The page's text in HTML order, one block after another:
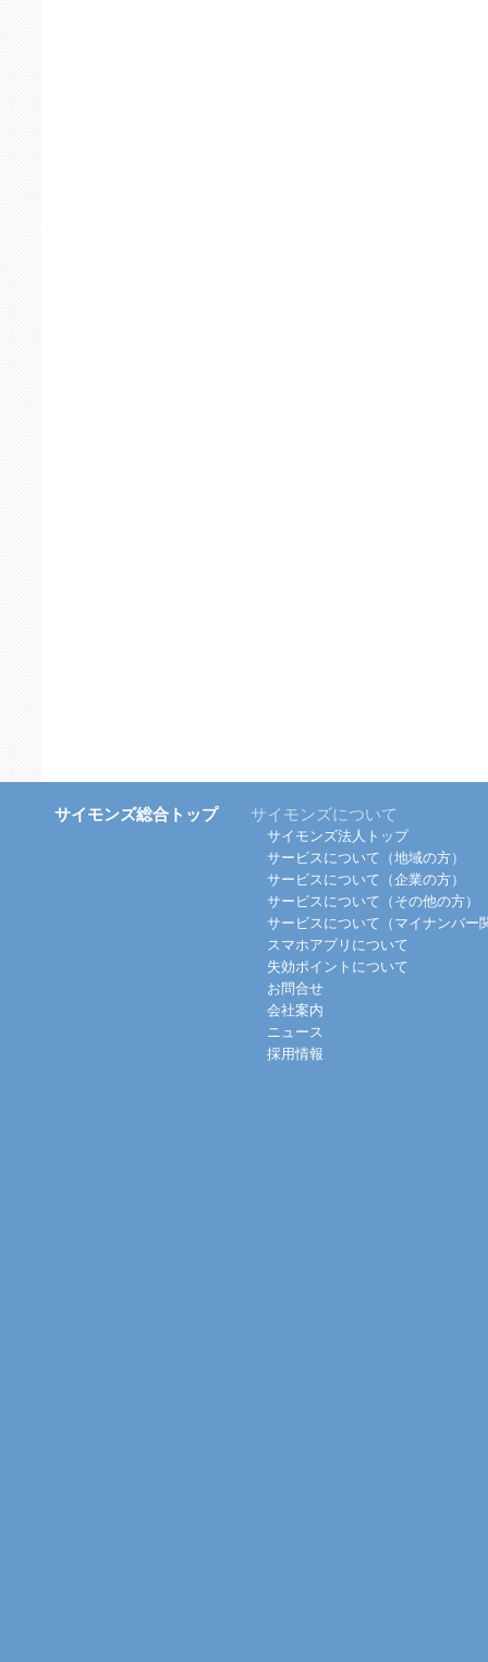
サイモンズ総合トップ サイモンズについて
サイモンズ法人トップ
サービスについて（地域の方）
サービスについて（企業の方）
サービスについて（その他の方）
サービスについて（マイナンバー
スマホアプリについて
失効ポイントについて
お問合せ
会社案内
ニュース
採用情報